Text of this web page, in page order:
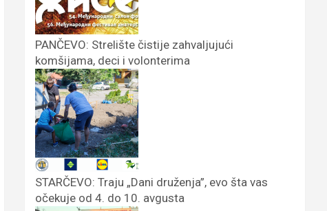
PANČEVO: Strelište čistije zahvaljujući
komšijama, deci i volonterima
STARČEVO: Traju „Dani druženja”, evo šta vas
očekuje od 4. do 10. avgusta